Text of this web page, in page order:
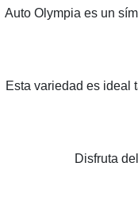
Auto Olympia es un
Esta variedad es ideal
Disfruta